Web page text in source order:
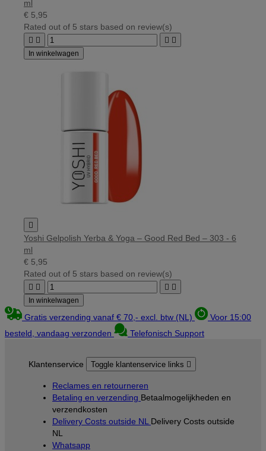
ml
€ 5,95
Rated out of 5 stars based on review(s)
   
In winkelwagen

Yoshi Gelpolish Yerba & Yoga – Good Red Bed – 303 - 6
ml
€ 5,95
Rated out of 5 stars based on review(s)
   
In winkelwagen
Gratis verzending vanaf € 70,- excl. btw (NL)
Voor 15:00
besteld, vandaag verzonden
Telefonisch Support
Klantenservice Toggle klantenservice links 
Reclames en retourneren
Betaling en verzending Betaalmogelijkheden en
verzendkosten
Delivery Costs outside NL Delivery Costs outside
NL
Whatsapp